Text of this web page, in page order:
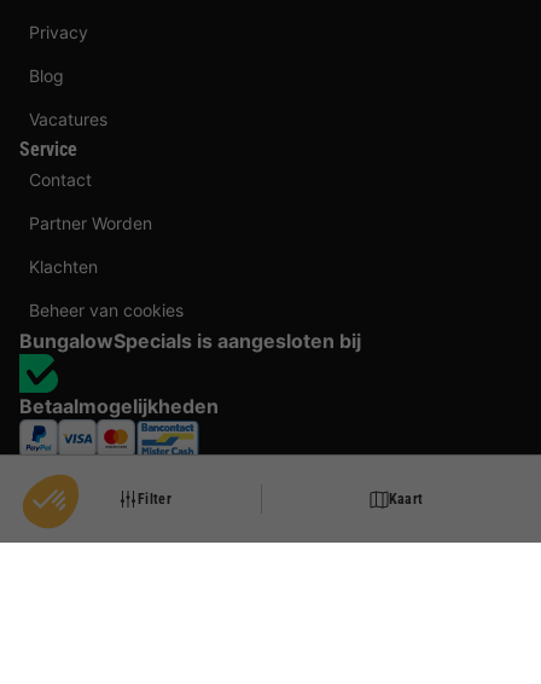
Filter Kaart
Privacy
Blog
Vacatures
Service
Contact
Partner Worden
Klachten
Beheer van cookies
BungalowSpecials is aangesloten bij
Betaalmogelijkheden